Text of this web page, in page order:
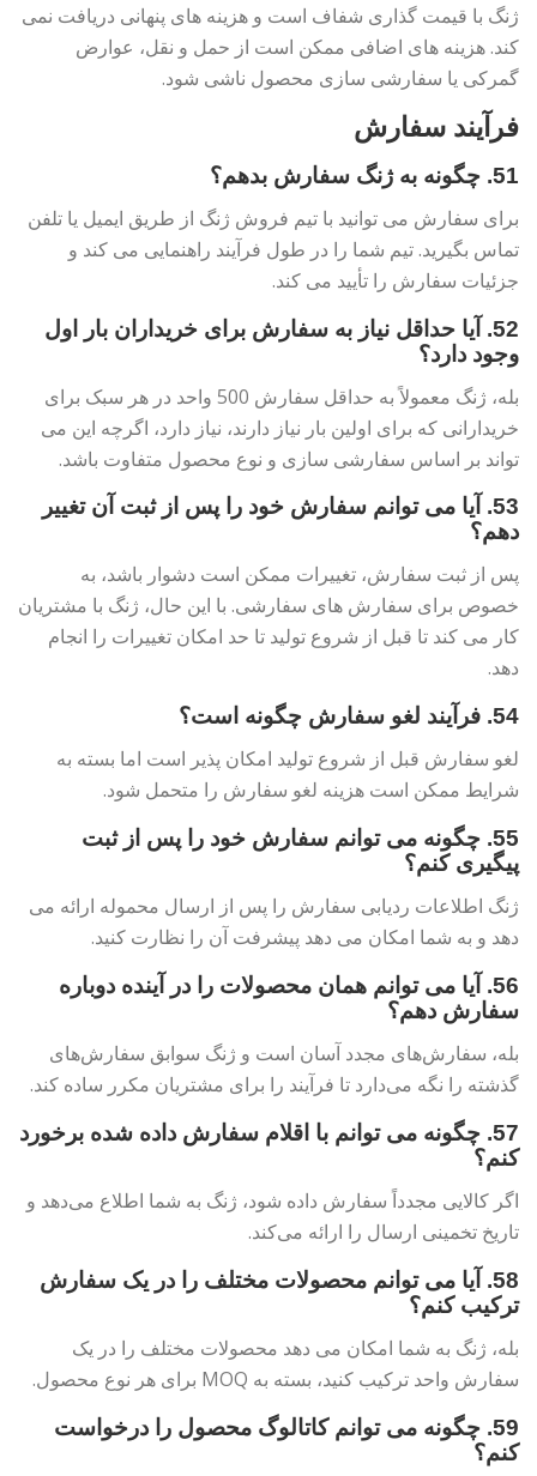
ژنگ با قیمت گذاری شفاف است و هزینه های پنهانی دریافت نمی
کند. هزینه های اضافی ممکن است از حمل و نقل، عوارض
گمرکی یا سفارشی سازی محصول ناشی شود.
فرآیند سفارش
51. چگونه به ژنگ سفارش بدهم؟
برای سفارش می توانید با تیم فروش ژنگ از طریق ایمیل یا تلفن
تماس بگیرید. تیم شما را در طول فرآیند راهنمایی می کند و
جزئیات سفارش را تأیید می کند.
52. آیا حداقل نیاز به سفارش برای خریداران بار اول
وجود دارد؟
بله، ژنگ معمولاً به حداقل سفارش 500 واحد در هر سبک برای
خریدارانی که برای اولین بار نیاز دارند، نیاز دارد، اگرچه این می
تواند بر اساس سفارشی سازی و نوع محصول متفاوت باشد.
53. آیا می توانم سفارش خود را پس از ثبت آن تغییر
دهم؟
پس از ثبت سفارش، تغییرات ممکن است دشوار باشد، به
خصوص برای سفارش های سفارشی. با این حال، ژنگ با مشتریان
کار می کند تا قبل از شروع تولید تا حد امکان تغییرات را انجام
دهد.
54. فرآیند لغو سفارش چگونه است؟
لغو سفارش قبل از شروع تولید امکان پذیر است اما بسته به
شرایط ممکن است هزینه لغو سفارش را متحمل شود.
55. چگونه می توانم سفارش خود را پس از ثبت
پیگیری کنم؟
ژنگ اطلاعات ردیابی سفارش را پس از ارسال محموله ارائه می
دهد و به شما امکان می دهد پیشرفت آن را نظارت کنید.
56. آیا می توانم همان محصولات را در آینده دوباره
سفارش دهم؟
بله، سفارش‌های مجدد آسان است و ژنگ سوابق سفارش‌های
گذشته را نگه می‌دارد تا فرآیند را برای مشتریان مکرر ساده کند.
57. چگونه می توانم با اقلام سفارش داده شده برخورد
کنم؟
اگر کالایی مجدداً سفارش داده شود، ژنگ به شما اطلاع می‌دهد و
تاریخ تخمینی ارسال را ارائه می‌کند.
58. آیا می توانم محصولات مختلف را در یک سفارش
ترکیب کنم؟
بله، ژنگ به شما امکان می دهد محصولات مختلف را در یک
سفارش واحد ترکیب کنید، بسته به MOQ برای هر نوع محصول.
59. چگونه می توانم کاتالوگ محصول را درخواست
کنم؟